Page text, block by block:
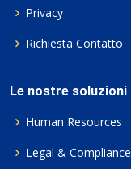
Privacy
Richiesta Contatto
Le nostre soluzioni
Human Resources
Legal & Compliance